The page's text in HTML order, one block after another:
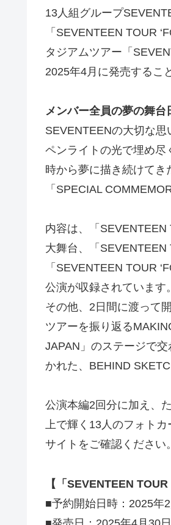
13人組グループ
「SEVENTEEN TOUR
タジアムツアー「
2025年4月に発売するこ
メンバー全員の夢の舞台
SEVENTEENの大切な思
ペンライトの光で埋め尽
時から夢に描き続けて
「SPECIAL
内容は、「SEVENTEEN
大舞台、「SEVENTEEN
「SEVENTEEN TOUR
公演が収録されています。
その他、2日間に渡って
ツアーを振り返る
JAPAN」のステージで
かれた、BEHIND
公演本編2回分に加え、
上で輝く13人のフォト
サイトをご確認ください。
【「SEVENTEEN
■予約開始日時：2025年